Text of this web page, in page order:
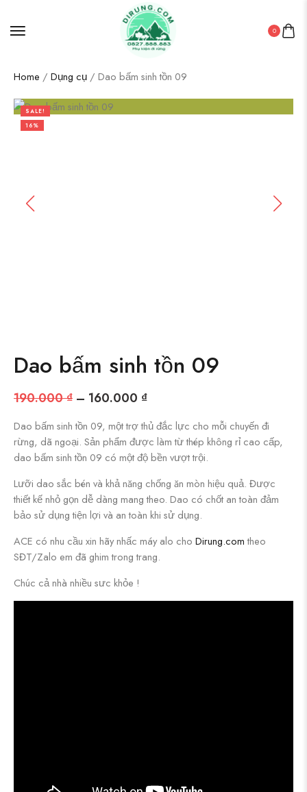
0
Home / Dụng cụ / Dao bấm sinh tồn 09
SALE!
16%
Dao bấm sinh tồn 09
190.000₫ – 160.000 ₫
Dao bấm sinh tồn 09, một trợ thủ đắc lực cho mỗi chuyến đi
rừng, dã ngoại. Sản phẩm được làm từ thép không rỉ cao cấp,
dao bấm sinh tồn 09 có một độ bền vượt trội.
Lưỡi dao sắc bén và khả năng chống ăn mòn hiệu quả. Được
thiết kế nhỏ gọn dễ dàng mang theo. Dao có chốt an toàn đảm
bảo sử dụng tiện lợi và an toàn khi sử dụng.
ACE có nhu cầu xin hãy nhấc máy alo cho Dirung.comtheo
SĐT/Zalo em đã ghim trong trang.
Chúc cả nhà nhiều sưc khỏe !